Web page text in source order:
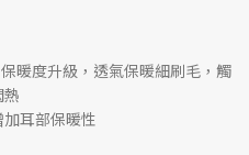
暖度升級，透氣保暖細刷毛，觸
耳部保暖性